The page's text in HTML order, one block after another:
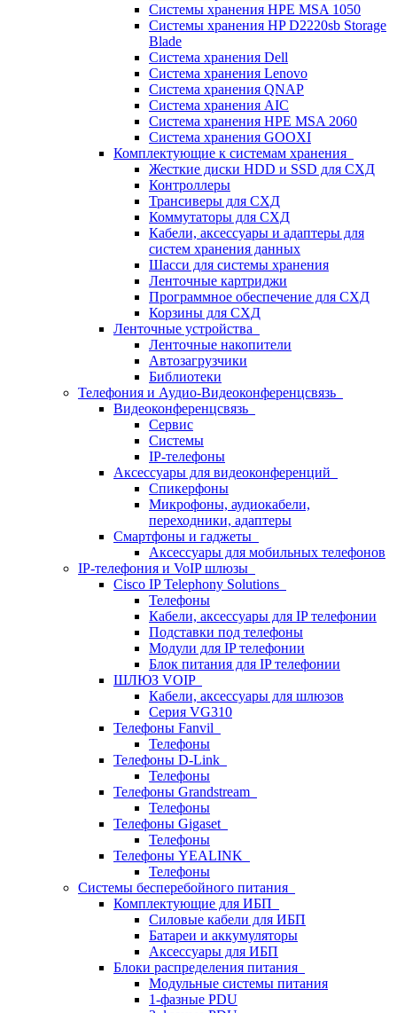
Системы хранения HPE MSA 1050
Системы хранения HP D2220sb Storage
Blade
Система хранения Dell
Система хранения Lenovo
Система хранения QNAP
Система хранения AIC
Система хранения HPE MSA 2060
Система хранения GOOXI
Комплектующие к системам хранения
Жесткие диски HDD и SSD для СХД
Контроллеры
Трансиверы для СХД
Коммутаторы для СХД
Кабели, аксессуары и адаптеры для
систем хранения данных
Шасси для системы хранения
Ленточные картриджи
Программное обеспечение для СХД
Корзины для СХД
Ленточные устройства
Ленточные накопители
Автозагрузчики
Библиотеки
Телефония и Аудио-Видеоконференцсвязь
Видеоконференцсвязь
Сервис
Системы
IP-телефоны
Аксессуары для видеоконференций
Спикерфоны
Микрофоны, аудиокабели,
переходники, адаптеры
Смартфоны и гаджеты
Аксессуары для мобильных телефонов
IP-телефония и VoIP шлюзы
Cisco IP Telephony Solutions
Телефоны
Кабели, аксессуары для IP телефонии
Подставки под телефоны
Модули для IP телефонии
Блок питания для IP телефонии
ШЛЮЗ VOIP
Кабели, аксессуары для шлюзов
Серия VG310
Телефоны Fanvil
Телефоны
Телефоны D-Link
Телефоны
Телефоны Grandstream
Телефоны
Телефоны Gigaset
Телефоны
Телефоны YEALINK
Телефоны
Системы бесперебойного питания
Комплектующие для ИБП
Силовые кабели для ИБП
Батареи и аккумуляторы
Аксессуары для ИБП
Блоки распределения питания
Модульные системы питания
1-фазные PDU